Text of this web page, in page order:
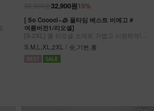
15%
32,900원
[ So Cooool~🧊 올타임 베스트 비에고 #
여름버전1/리오셀]
[S-2XL] 쿨 리오셀 소재로 가볍고 시원하게!
사이드 절개 쿨링 데님팬츠
S,M,L,XL,2XL / 숏,기본,롱